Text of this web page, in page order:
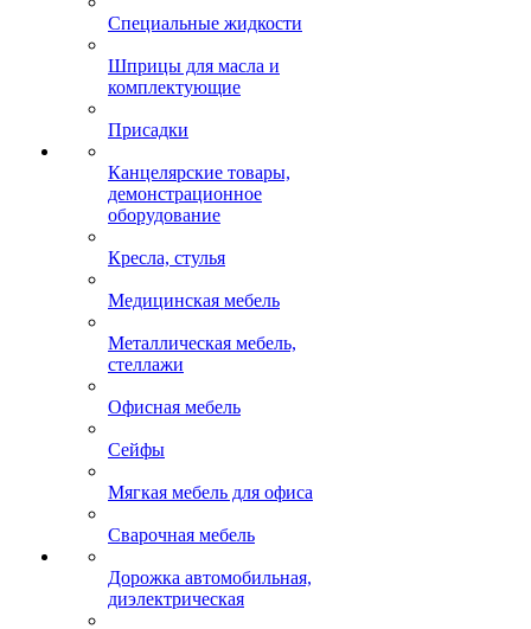
Специальные жидкости
Шприцы для масла и
комплектующие
Присадки
Канцелярские товары,
демонстрационное
оборудование
Кресла, стулья
Медицинская мебель
Металлическая мебель,
стеллажи
Офисная мебель
Сейфы
Мягкая мебель для офиса
Сварочная мебель
Дорожка автомобильная,
диэлектрическая